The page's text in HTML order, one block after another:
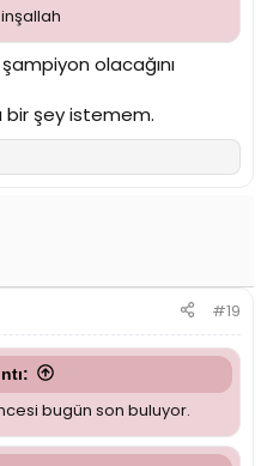
olacağını
bir şey istemem.
#19
bugün son buluyor.